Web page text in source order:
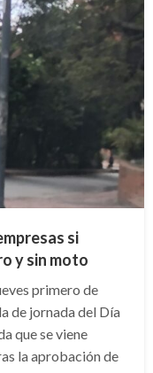
si
y sin moto
primero de
de jornada del Día
que se viene
la aprobación de